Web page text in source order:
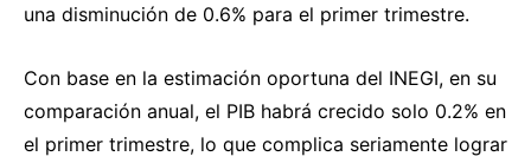
una disminución de 0.6% para el primer trimestre.
Con base en la estimación oportuna del INEGI, en su
comparación anual, el PIB habrá crecido solo 0.2% en
el primer trimestre, lo que complica seriamente lograr